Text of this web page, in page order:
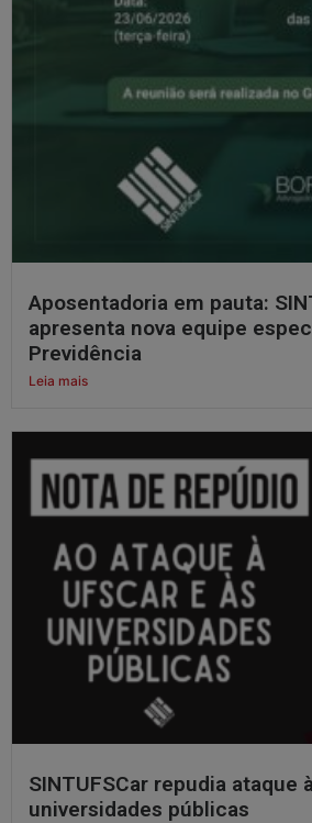
Aposentadoria em pauta:
apresenta nova equipe
Previdência
Leia mais
SINTUFSCar repudia ataque
universidades públicas